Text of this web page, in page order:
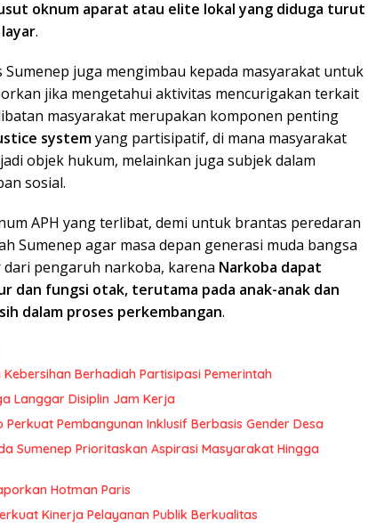
oknum aparat atau elite lokal yang diduga turut
.
juga mengimbau kepada masyarakat untuk
jika mengetahui aktivitas mencurigakan terkait
masyarakat merupakan komponen penting
systemyang partisipatif, di mana masyarakat
objek hukum, melainkan juga subjek dalam
sosial.
APH yang terlibat, demi untuk brantas peredaran
Sumenep agar masa depan generasi muda bangsa
pengaruh narkoba, karena Narkoba dapat
dan fungsi otak, terutama pada anak-anak dan
dalam proses perkembangan.
Kebersihan Berhadiah Partisipasi Pemerintah
Langgar Disiplin Jam Kerja
Perkuat Pembangunan Inklusif Berbasis Gender Desa
Sumenep Prioritaskan Aspirasi Masyarakat Hingga
Hotman Paris
Kinerja Pelayanan Publik Berkualitas